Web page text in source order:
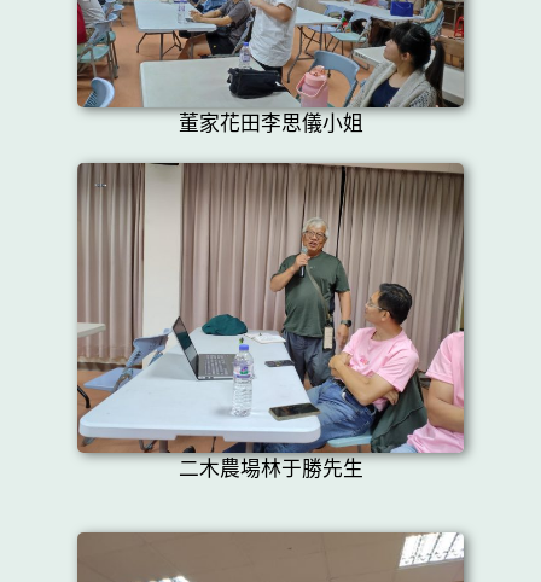
董家花田李思儀小姐
二木農場林于勝先生